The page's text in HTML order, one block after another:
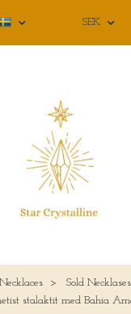
SEK
Sold
stalaktit med Bahia